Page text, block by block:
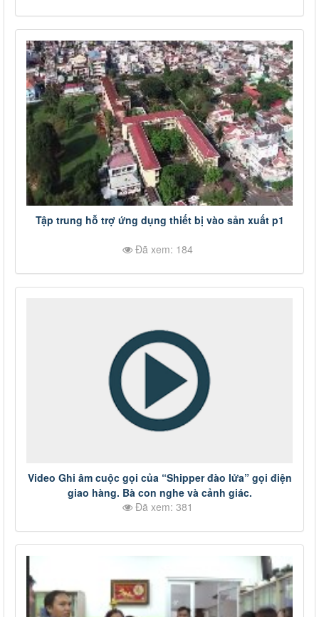
Tập trung hỗ trợ ứng dụng thiết bị vào sản xuất p1
Đã xem: 184
Video Ghi âm cuộc gọi của “Shipper đào lửa” gọi điện
giao hàng. Bà con nghe và cảnh giác.
Đã xem: 381